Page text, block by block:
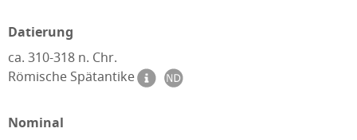
Datierung
ca. 310-318 n. Chr.
Römische Spätantike
Nominal